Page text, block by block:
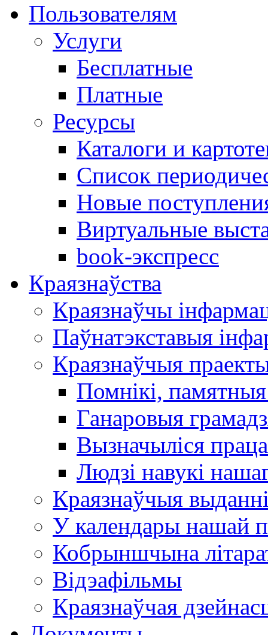
Пользователям
Услуги
Бесплатные
Платные
Ресурсы
Каталоги и
Список
Новые
Виртуальные
book-экспресс
Краязнаўства
Краязнаўчы
Паўнатэкставыя
Краязнаўчыя
Помнікі,
Ганаровыя
Вызначыліся
Людзі навукі
Краязнаўчыя
У календары нашай
Кобрыншчына
Відэафільмы
Краязнаўчая